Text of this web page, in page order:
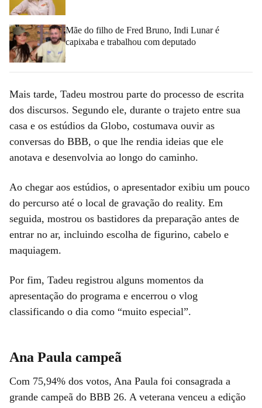
Mãe do filho de Fred Bruno, Indi Lunar é
capixaba e trabalhou com deputado
Mais tarde, Tadeu mostrou parte do processo de escrita
dos discursos. Segundo ele, durante o trajeto entre sua
casa e os estúdios da Globo, costumava ouvir as
conversas do BBB, o que lhe rendia ideias que ele
anotava e desenvolvia ao longo do caminho.
Ao chegar aos estúdios, o apresentador exibiu um pouco
do percurso até o local de gravação do reality. Em
seguida, mostrou os bastidores da preparação antes de
entrar no ar, incluindo escolha de figurino, cabelo e
maquiagem.
Por fim, Tadeu registrou alguns momentos da
apresentação do programa e encerrou o vlog
classificando o dia como “muito especial”.
Ana Paula campeã
Com 75,94% dos votos, Ana Paula foi consagrada a
grande campeã do BBB 26. A veterana venceu a edição